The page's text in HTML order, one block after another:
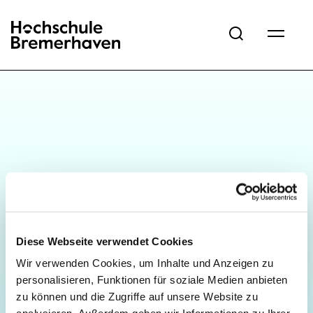
Diese Webseite verwendet Cookies
Wir verwenden Cookies, um Inhalte und Anzeigen zu
personalisieren, Funktionen für soziale Medien anbieten
zu können und die Zugriffe auf unsere Website zu
Hochschule Bremerhaven